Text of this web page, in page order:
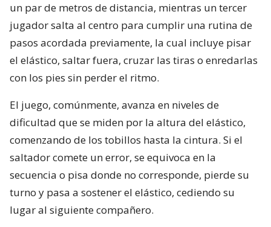
un par de metros de distancia, mientras un tercer
jugador salta al centro para cumplir una rutina de
pasos acordada previamente, la cual incluye pisar
el elástico, saltar fuera, cruzar las tiras o enredarlas
con los pies sin perder el ritmo.
El juego, comúnmente, avanza en niveles de
dificultad que se miden por la altura del elástico,
comenzando de los tobillos hasta la cintura. Si el
saltador comete un error, se equivoca en la
secuencia o pisa donde no corresponde, pierde su
turno y pasa a sostener el elástico, cediendo su
lugar al siguiente compañero.